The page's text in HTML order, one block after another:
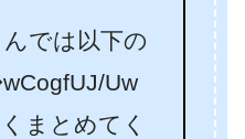
では以下の
Uw
まとめてく